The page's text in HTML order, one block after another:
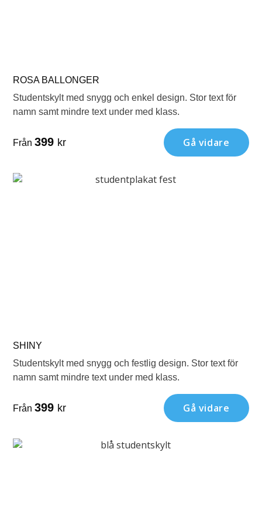
ROSA BALLONGER
Studentskylt med snygg och enkel design. Stor text för
namn samt mindre text under med klass.
Från 399 kr Gå vidare
SHINY
Studentskylt med snygg och festlig design. Stor text för
namn samt mindre text under med klass.
Från 399 kr Gå vidare